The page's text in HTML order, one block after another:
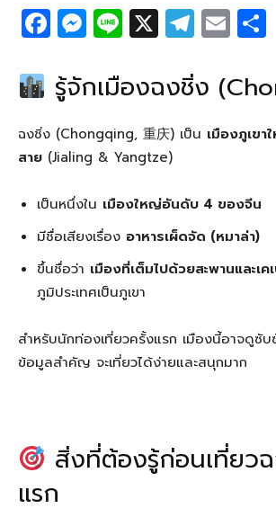
F
a
c
e
b
o
o
k
M
e
ss
e
n
g
er
Li
n
e
X T
el
e
g
ra
E
m
ail
รู้จักเมืองฉงชิ่ง
ฉงชิ่ง (Chongqing, 重庆) เป็น เมืองภูเข
สาย (Jialing & Yangtze)
เป็นหนึ่งใน เมืองใหญ่อันดับ 4 ของจีน
มีชื่อเสียงเรื่อง อาหารเผ็ดจัด (หมาล่า)
ขึ้นชื่อว่า เมืองที่เต็มไปด้วยสะพานและเค
ภูมิประเทศเป็นภูเขา
สำหรับนักท่องเที่ยวครั้งแรก เมืองนี้อาจดูซั
ข้อมูลสำคัญ จะเที่ยวได้ง่ายและสนุกมาก
สิ่งที่ต้องรู้ก่อนเที่ยว
แรก